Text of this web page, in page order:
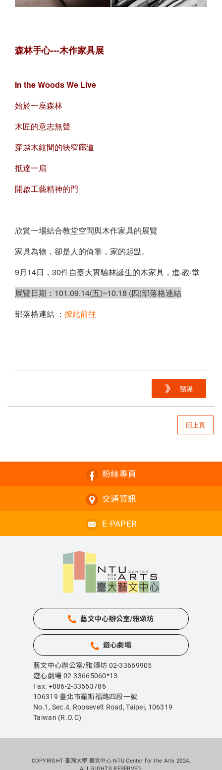
森林手心---木作家具展
In the Woods We Live
始於一座森林
木匠的意志無聲
穿越木紋間的狹窄廊道
抵達一扇
開啟工藝精神的門
欣賞一場結合教堂空間與木作家具的展覽
家具為物，卻是人的倚靠，家的起點。
9月14日，30件自臺大實驗林誕生的木家具，進‧教‧堂
展覽日期：101.09.14(五)~10.18 (四)部落格連結
部落格連結 ： 按此前往
額滿
回上頁
粉絲專頁
交通資訊
E-PAPER
藝文中心辦公室/雅頌坊
遊心劇場
藝文中心辦公室/雅頌坊 02-33669905
遊心劇場 02-33665060*13
Fax: +886-2-33663786
106319 臺北市羅斯福路四段一號
No.1, Sec.4, Roosevelt Road, Taipei, 106319
Taiwan (R.O.C)
COPYRIGHT 臺灣大學 藝文中心 NTU Center for the Arts 2024.